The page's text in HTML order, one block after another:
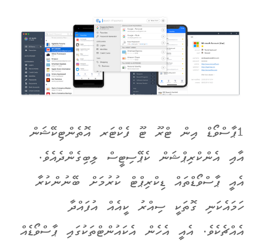
1ޕާސްވޯޑް އިން ޓްރޫ ޓޫ ފެކްޓަރ އޮތެންޓިކޭޝަން
އާއި އެންކްރިޕްޝަން ކެޕޭސިޓީސް ލިބިގެންދެއެވެ.
އެއީ ޕާސްވޯޑްތައް ޑިކްރިޕްޓް ކުރުމަށް ބޭނުންކުރާ
ހަމައެކަނި ގޮތަކީ ސިއްރު ކީއެއް އުފައްދާ
އެއްޗެކެވެ. އެއީ އެހެން އެކައުންޓްތަކުގައި ޕާސްވޯޑެއް